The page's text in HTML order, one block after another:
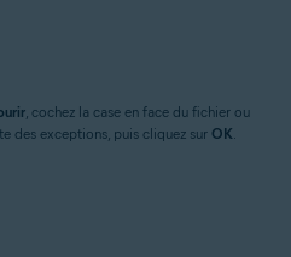
, cochez la case en face du fichier ou
des exceptions, puis cliquez sur OK